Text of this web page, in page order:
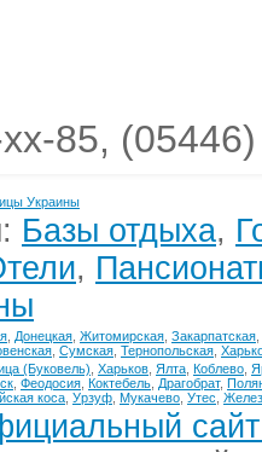
85,
Украины
Базы отдыха,
,
Донецкая Житомирская Закарпатская
Сумская Тернопольская
(Буковель) Харьков Ялта Коблево
Феодосия Коктебель Драгобрат,
коса Урзуф Мукачево Утес
сайт